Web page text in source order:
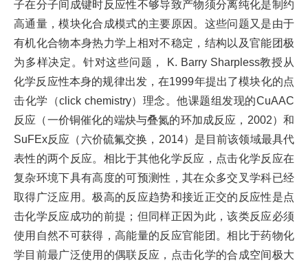
子在分子间成键时反应性不够导致产物须分离纯化是制约
高通量，模块化合成模式的主要原因。这些问题又是由于
有机化合物本身热力学上相对不稳定，结构以及官能团极
为多样决定。针对这些问题，
K. Barry Sharpless教授从
化学反应性本身的规律出发，在1999年提出了模块化的点
击化学（click chemistry）理念。他课题组发现的CuAAC
反应（一价铜催化的端炔与叠氮的环加成反应， 2002）和
SuFEx反应（六价硫氟交换， 2014）是目前该领域最具代
表性的两个反应。相比于其他化学反应，点击化学反应在
复杂环境下具有高度的可预测性，其在众多交叉学科已经
取得广泛应用。极高的反应趋势和接近正交的反应性是点
击化学反应成功的前提；但同样正因为此，该类反应必须
使用自然不可获得，高能量的反应官能团。相比于药物化
学目前最广泛使用的偶联反应，点击化学的合成空间极大